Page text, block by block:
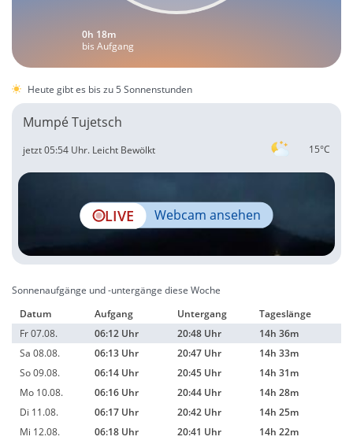
0h 18m
bis Aufgang
Heute gibt es bis zu 5 Sonnenstunden
Mumpé Tujetsch
15°C
jetzt 05:54 Uhr. Leicht Bewölkt
LIVE Webcam ansehen
Sonnenaufgänge und -untergänge diese Woche
Datum
Aufgang Untergang
Tageslänge
Fr 07.08.
06:12 Uhr 20:48 Uhr
14h 36m
Sa 08.08.
06:13 Uhr 20:47 Uhr
14h 33m
So 09.08.
06:14 Uhr 20:45 Uhr
14h 31m
Mo 10.08.
06:16 Uhr 20:44 Uhr
14h 28m
Di 11.08.
06:17 Uhr 20:42 Uhr
14h 25m
Mi 12.08.
06:18 Uhr 20:41 Uhr
14h 22m